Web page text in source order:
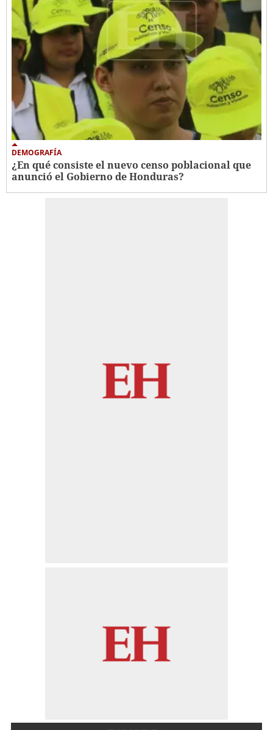
DEMOGRAFÍA
¿En qué consiste el nuevo censo poblacional que
anunció el Gobierno de Honduras?